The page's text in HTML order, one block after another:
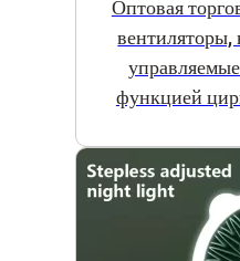
Оптовая
вентиляторы,
функцией